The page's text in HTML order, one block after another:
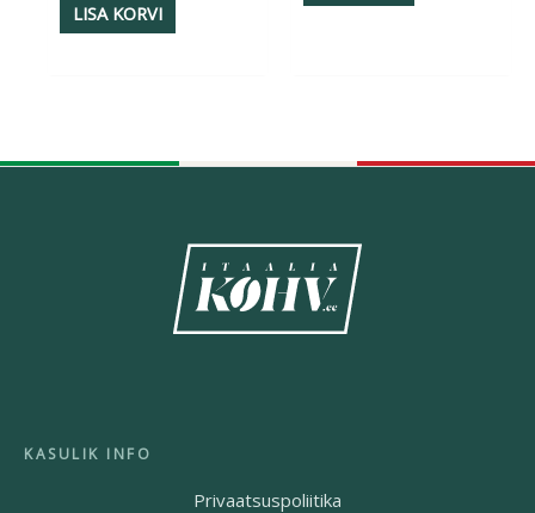
LISA KORVI
Privaatsuspoliitika